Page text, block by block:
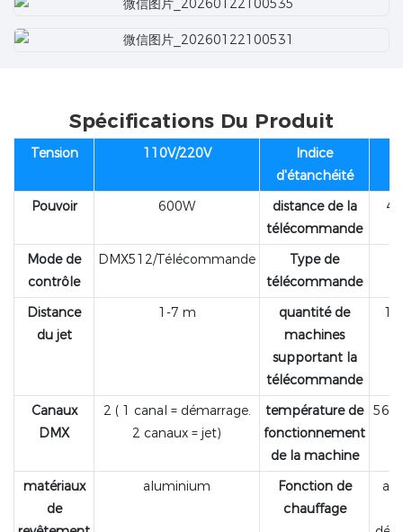
Spécifications Du Produit
Tension 110V/220V
Indice
d'étanchéité
Pouvoir 600W
distance de la
télécommande
Mode de
contrôle
DMX512/Télécommande
Type de
télécommande
Distance
du jet
1-7 m
quantité de
machines
supportant la
télécommande
Canaux
DMX
2 ( 1 canal = démarrage.
2 canaux = jet)
température de
fonctionnement
de la machine
matériaux
de
aluminium
Fonction de
chauffage